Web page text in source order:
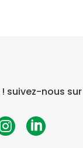
suivez-nous
